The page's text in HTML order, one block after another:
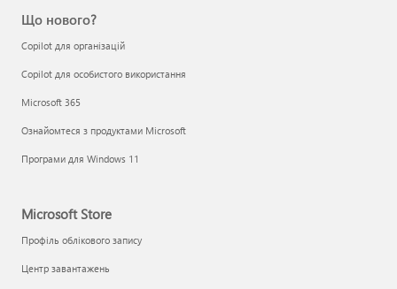
Що нового?
Copilot для організацій
Copilot для особистого використання
Microsoft 365
Ознайомтеся з продуктами Microsoft
Програми для Windows 11
Microsoft Store
Профіль облікового запису
Центр завантажень